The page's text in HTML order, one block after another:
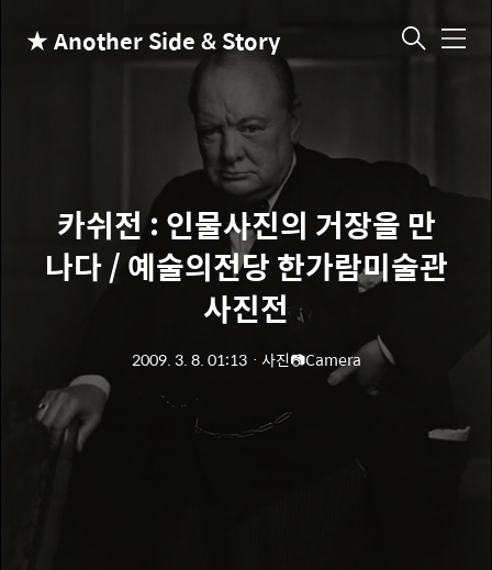
★ Another Side & Story 메
카쉬전 : 인물사진의 거장을 만
나다 / 예술의전당 한가람미술관
사진전
2009. 3. 8. 01:13ㆍ 사진📷Camera